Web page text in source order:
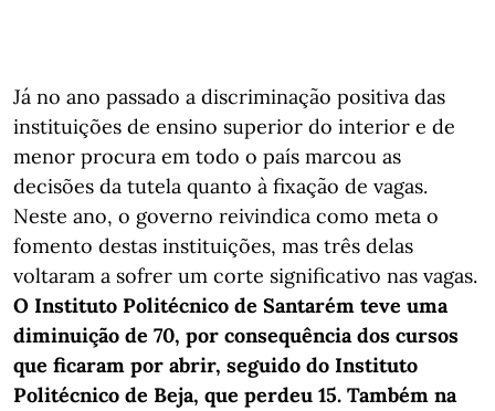
Já no ano passado a discriminação positiva das
instituições de ensino superior do interior e de
menor procura em todo o país marcou as
decisões da tutela quanto à fixação de vagas.
Neste ano, o governo reivindica como meta o
fomento destas instituições, mas três delas
voltaram a sofrer um corte significativo nas vagas.
O Instituto Politécnico de Santarém teve uma
diminuição de 70, por consequência dos cursos
que ficaram por abrir, seguido do Instituto
Politécnico de Beja, que perdeu 15. Também na